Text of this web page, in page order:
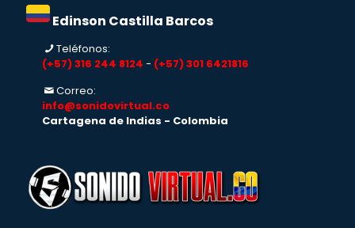
Edinson Castilla Barcos
Teléfonos:
(+57) 316 244 8124 - (+57) 301 6421816
Correo:
info@sonidovirtual.co
Cartagena de Indias - Colombia